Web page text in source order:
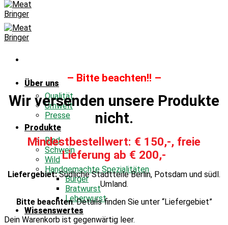
Über uns
Qualität
Umwelt
Presse
Produkte
Rind
Schwein
Wild
Handgemachte Spezialitäten
Burger
Bratwurst
Leberwurst
Wissenswertes
– Bitte beachten!! –
Wir versenden unsere Produkte
nicht.
Mindestbestellwert: € 150,-, freie
Lieferung ab € 200,-
Liefergebiet:Südliche Stadtteile Berlin, Potsdam und südl.
Umland.
Bitte beachten: Details finden Sie unter “Liefergebiet”
Dein Warenkorb ist gegenwärtig leer.